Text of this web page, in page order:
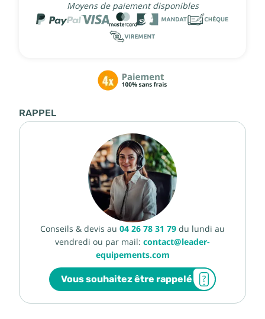
Moyens de paiement disponibles
RAPPEL
Conseils & devis au 04 26 78 31 79 du lundi au
vendredi ou par mail: contact@leader-
equipements.com
Vous souhaitez être rappelé